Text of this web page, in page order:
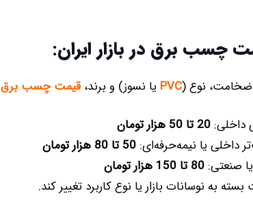
چسب برق در بازار ایران:
ضخامت، نوع (PVC یا نسوز) و برند،قیمت چسب برق
داخلی: 20 تا 50 هزار تومان
داخلی یا نیمه‌حرفه‌ای: 50 تا 80 هزار تومان
صنعتی: 80 تا 150 هزار تومان
به نوسانات بازار یا نوع کاربرد تغییر کند.